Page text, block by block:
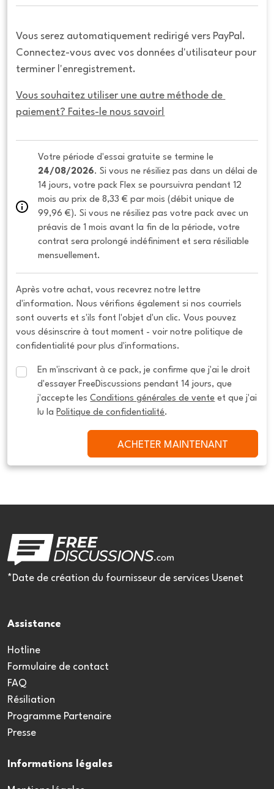
Vous serez automatiquement redirigé vers PayPal.
Connectez-vous avec vos données d'utilisateur pour
terminer l'enregistrement.
Vous souhaitez utiliser une autre méthode de
paiement? Faites-le nous savoir!
24/08/2026. Si vous ne résiliez pas dans un délai de
14 jours, votre pack Flex se poursuivra pendant 12
mois au prix de 8,33 € par mois (débit unique de
99,96 €). Si vous ne résiliez pas votre pack avec un
préavis de 1 mois avant la fin de la période, votre
contrat sera prolongé indéfiniment et sera résiliable
mensuellement.
Après votre achat, vous recevrez notre lettre
d'information. Nous vérifions également si nos courriels
sont ouverts et s'ils font l'objet d'un clic. Vous pouvez
vous désinscrire à tout moment - voir notre politique de
confidentialité pour plus d'informations.
En m'inscrivant à ce pack, je confirme que j'ai le droit
d'essayer FreeDiscussions pendant 14 jours, que
j'accepte les Conditions générales de vente et que j'ai
lu la Politique de confidentialité.
ACHETER MAINTENANT
*Date de création du fournisseur de services Usenet
Assistance
Hotline
Formulaire de contact
FAQ
Résiliation
Programme Partenaire
Presse
Informations légales